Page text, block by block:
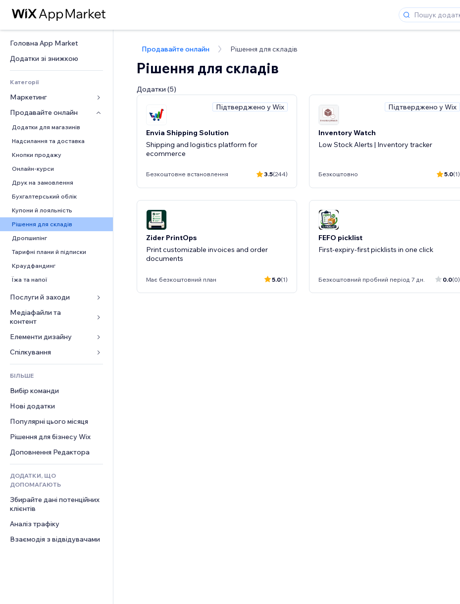
Головна App Market
Додатки зі знижкою
Категорії
Маркетинг
Реклама
Мобільний
Аналітика
Соцмережі
SEO
Залучення
Розміщення сайту
Ел. пошта
Конверсія
Продавайте онлайн
Додатки для магазинів
Надсилання та доставка
Кнопки продажу
Онлайн‑курси
Друк на замовлення
Бухгалтерський облік
Купони й лояльність
Рішення для складів
Дропшипінг
Тарифні плани й підписки
Краудфандинг
Їжа та напої
Послуги й заходи
Готелі
Заходи
Ресторани
Нерухомість
Медіафайли та
контент
Галерея
Музика
Подкасти
Фотографія
Відео
PDF
Обмін файлами
Новини
Елементи дизайну
Карти й навігація
Конфіденційність і безпека
Годинник
Шаблони сторінок
Ефекти зображення
Кнопки та меню
Банери та бейджі
Калькулятори
Пошук
Погода
Графіки й таблиці
Форми
Опитування
Чат
Коментарі
Телефон
Спільнота
Відгуки
CRM
БІЛЬШЕ
Вибір команди
Нові додатки
Популярні цього місяця
Рішення для бізнесу Wix
Доповнення Редактора
ДОДАТКИ, ЩО
ДОПОМАГАЮТЬ
Збирайте дані потенційних
клієнтів
Аналіз трафіку
Взаємодія з відвідувачами
Продавайте онлайн Рішення для складів
Рішення для складів
Додатки (5)
Підтверджено у Wix
Envia Shipping Solution
Shipping and logistics platform for
ecommerce
Безкоштовне встановлення 3.5(244)
Підтверджено у Wix
Inventory Watch
Low Stock Alerts | Inventory tracker
Безкоштовно 5.0(1)
Zider PrintOps
Print customizable invoices and order
documents
Має безкоштовний план 5.0(1)
FEFO picklist
First-expiry-first picklists in one click
Безкоштовний пробний період 7 дн. 0.0(0)